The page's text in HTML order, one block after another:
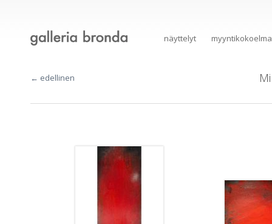
näyttelyt myyntikokoelma
← edellinen